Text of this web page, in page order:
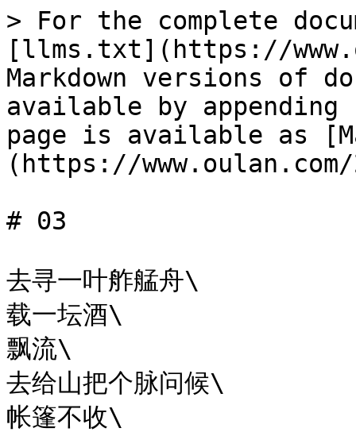
> For the complete
[llms.txt](https://
Markdown versions of
available by
page is available as
(https://
# 03
去寻一叶舴艋舟\
载一坛酒\
飘流\
去给山把个脉问候\
帐篷不收\